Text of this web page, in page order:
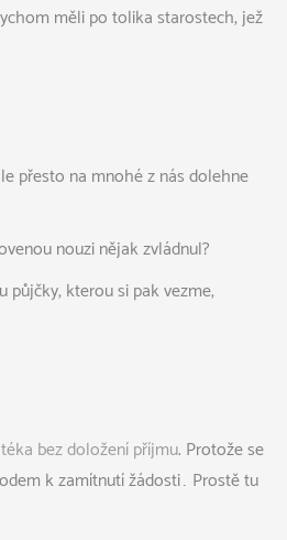
měli po tolika starostech, jež
přesto na mnohé z nás dolehne
nouzi nějak zvládnul?
půjčky, kterou si pak vezme,
bez doložení příjmu. Protože se
k zamítnutí žádosti… Prostě tu